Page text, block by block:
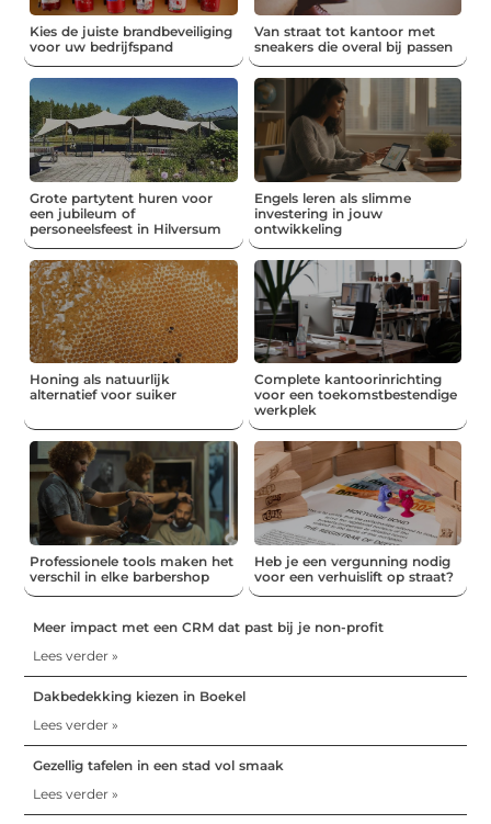
Kies de juiste brandbeveiliging
voor uw bedrijfspand
Van straat tot kantoor met
sneakers die overal bij passen
Grote partytent huren voor
een jubileum of
personeelsfeest in Hilversum
Engels leren als slimme
investering in jouw
ontwikkeling
Honing als natuurlijk
alternatief voor suiker
Complete kantoorinrichting
voor een toekomstbestendige
werkplek
Professionele tools maken het
verschil in elke barbershop
Heb je een vergunning nodig
voor een verhuislift op straat?
Meer impact met een CRM dat past bij je non-profit
Lees verder »
Dakbedekking kiezen in Boekel
Lees verder »
Gezellig tafelen in een stad vol smaak
Lees verder »